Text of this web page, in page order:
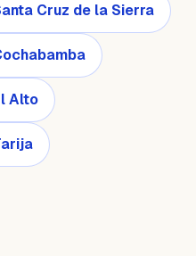
Cruz de la Sierra
Alto